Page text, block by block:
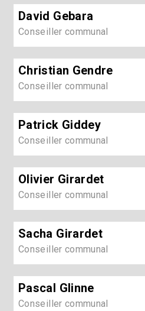
David Gebara
Conseiller communal
Christian Gendre
Conseiller communal
Patrick Giddey
Conseiller communal
Olivier Girardet
Conseiller communal
Sacha Girardet
Conseiller communal
Pascal Glinne
Conseiller communal